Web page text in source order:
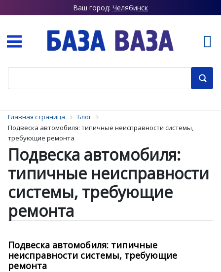
Ваш город: Челябинск
Главная страница
Блог
Подвеска автомобиля: типичные неисправности системы,
требующие ремонта
Подвеска автомобиля:
типичные неисправности
системы, требующие
ремонта
Подвеска автомобиля: типичные
неисправности системы, требующие
ремонта